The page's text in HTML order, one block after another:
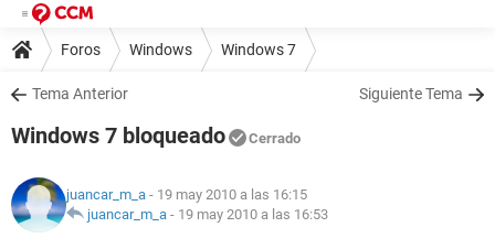
Foros Windows Windows 7
Tema Anterior Siguiente Tema
Windows 7 bloqueado Cerrado
juancar_m_a - 19 may 2010 a las 16:15
juancar_m_a - 19 may 2010 a las 16:53